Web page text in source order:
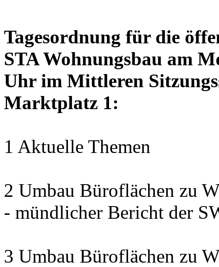
Tagesordnung für die
STA Wohnungsbau am
Uhr im Mittleren
Marktplatz 1:
1 Aktuelle Themen
2 Umbau Büroflächen zu
- mündlicher Bericht der
3 Umbau Büroflächen zu